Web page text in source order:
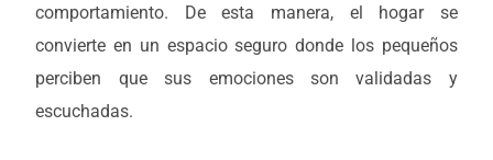
comportamiento. De esta manera, el hogar se
convierte en un espacio seguro donde los pequeños
perciben que sus emociones son validadas y
escuchadas.